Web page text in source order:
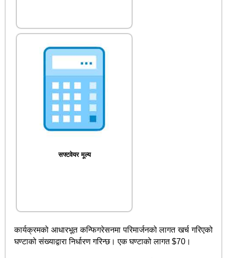
सफ्टवेयर मूल्य
कार्यक्रमको आधारभूत कन्फिगरेसनमा परिमार्जनको लागत खर्च गरिएको
घण्टाको संख्याद्वारा निर्धारण गरिन्छ। एक घण्टाको लागत $70।